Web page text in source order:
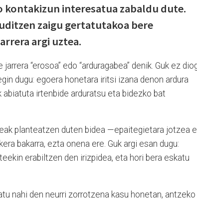
kontakizun interesatua zabaldu dute.
zaigu gertatutakoa bere
argi uztea.
“erosoa” edo “arduragabea” denik. Guk ez
dugu: egoera honetara iritsi izana denon ardura
abiatuta irtenbide arduratsu eta bidezko bat
planteatzen duten bidea —epaitegietara jotzea
bakarra, ezta onena ere. Guk argi esan dugu:
erabiltzen den irizpidea, eta hori bera eskatu
nahi den neurri zorrotzena kasu honetan, antzeko